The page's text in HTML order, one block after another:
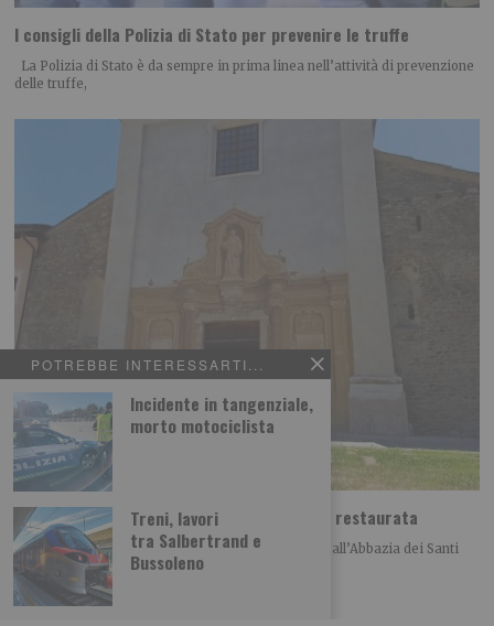
POTREBBE INTERESSARTI...
Incidente in tangenziale,
morto motociclista
Treni, lavori
tra Salbertrand e
Bussoleno
I consigli della Polizia di Stato per prevenire le truffe
La Polizia di Stato è da sempre in prima linea nell’attività di prevenzione
delle truffe,
Abbazia di Novalesa, nuova scala e facciata restaurata
Nell’anno del 1300° anniversario della fondazione, all’Abbazia dei Santi
Pietro e Andrea di Novalesa sono stati